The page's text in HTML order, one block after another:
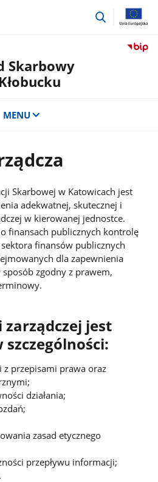
przejdź
Skarbowy
MENU
Skarbowej w Katowicach jest
adekwatnej, skutecznej i
w kierowanej jednostce.
finansach publicznych kontrolę
finansów publicznych
dla zapewnienia
zgodny z prawem,
jest
z przepisami prawa oraz
działania;
zasad etycznego
przepływu informacji;